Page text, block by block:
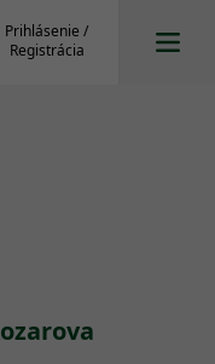
Prihlásenie /
Registrácia